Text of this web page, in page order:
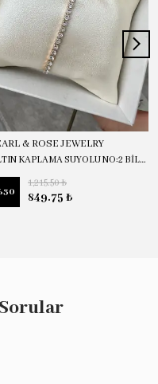
& ROSE JEWELRY
ALTIN KAPLAMA SUYOLU NO:2 BİLEKLİK
30
1,215.50 ₺
849.75 ₺